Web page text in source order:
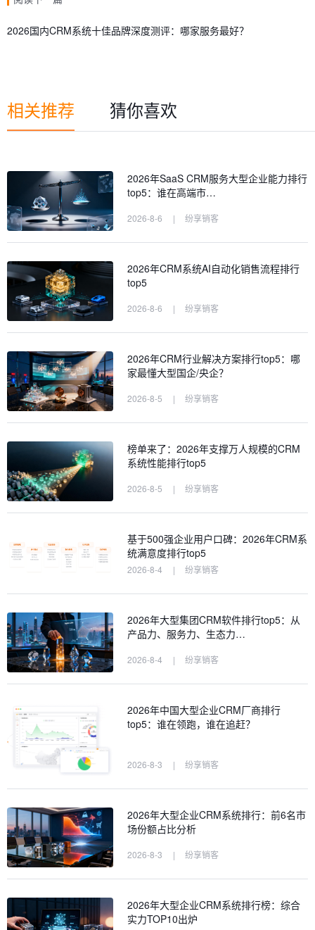
2026国内CRM系统十佳品牌深度测评：哪家服务最好？
相关推荐 猜你喜欢
2026年SaaS CRM服务大型企业能力排行
top5：谁在高端市…
2026-8-6 | 纷享销客
2026年CRM系统AI自动化销售流程排行
top5
2026-8-6 | 纷享销客
2026年CRM行业解决方案排行top5：哪
家最懂大型国企/央企？
2026-8-5 | 纷享销客
榜单来了：2026年支撑万人规模的CRM
系统性能排行top5
2026-8-5 | 纷享销客
基于500强企业用户口碑：2026年CRM系
统满意度排行top5
2026-8-4 | 纷享销客
2026年大型集团CRM软件排行top5：从
产品力、服务力、生态力…
2026-8-4 | 纷享销客
2026年中国大型企业CRM厂商排行
top5：谁在领跑，谁在追赶？
2026-8-3 | 纷享销客
2026年大型企业CRM系统排行：前6名市
场份额占比分析
2026-8-3 | 纷享销客
2026年大型企业CRM系统排行榜：综合
实力TOP10出炉